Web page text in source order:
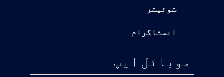
ٽوئيٽر
انسٽاگرام
موبائل ايپ